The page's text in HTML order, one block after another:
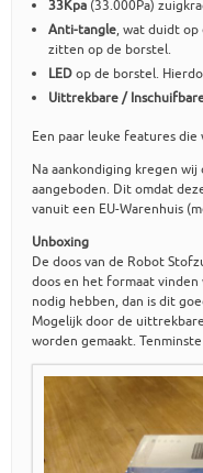
33Kpa (33.000Pa)
Anti-tangle, wat duidt op
zitten op de borstel.
LEDop de borstel.
Uittrekbare /
Een paar leuke features
Na aankondiging kregen wij
aangeboden. Dit omdat
vanuit een EU-Warenhuis
Unboxing
De doos van de Robot
doos en het formaat vinden
nodig hebben, dan is dit
Mogelijk door de
worden gemaakt.